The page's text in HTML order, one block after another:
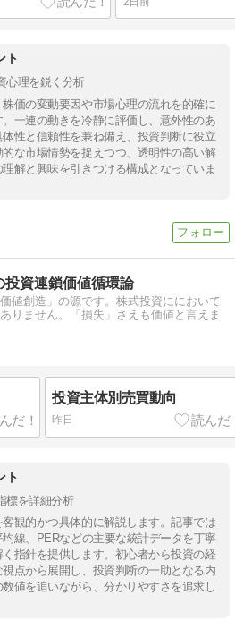
ト
心理を鋭く分析
価の変動要因や市場心理の流れを的確に
一連の動きを冷静に評価し、意外性のあ
性と信頼性を兼ね備え、投資判断に役立
な市場情勢を捉えつつ、透明性の高い解
解と興味を引きつける構成となっていま
投資連鎖価値循環論
値創造」の源です。株式投資ににおいて
りません。「損失」さえも価値と言えま
投資主体別売買動向
昨日
ト
標を詳細分析
観的かつ具体的に解説します。記事では
線、PERなどの主要な統計データを丁寧
指針を提供します。初心者から投資の経
点から展開し、投資判断の一助となる内
値を追いながら、分かりやすさを追求し